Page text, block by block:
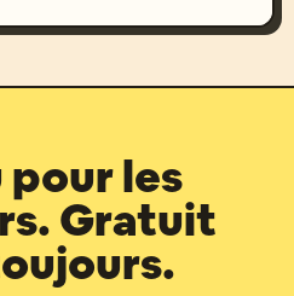
pour les
Gratuit